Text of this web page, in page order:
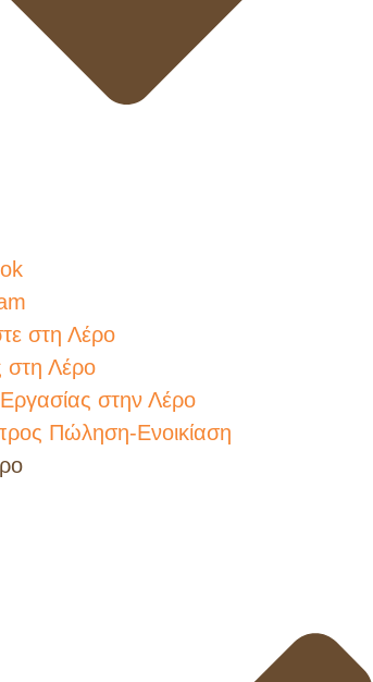
στη Λέρο
στη Λέρο
στην Λέρο
Πώληση-Ενοικίαση